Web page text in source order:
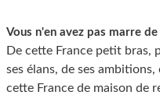
Vous n'en avez pas marre
De cette France petit bras,
ses élans, de ses
cette France de maison de